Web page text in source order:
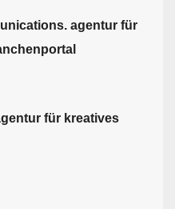
agentur für
für kreatives